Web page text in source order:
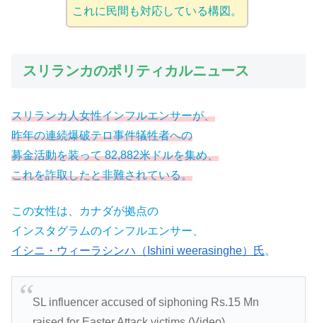
これに民間も対応している構図。
スリランカのポリティカルニュース
スリランカ人女性インフルエンサーが、
昨年の連続爆破テロ事件犠牲者への
募金活動を装って 82,882米ドルを集め、
これを詐取したと非難されている。
この女性は、カナダが拠点の
インスタグラムのインフルエンサー、
イシニ・ウィーラシンハ（Ishini weerasinghe）氏。
SL influencer accused of siphoning Rs.15 Mn